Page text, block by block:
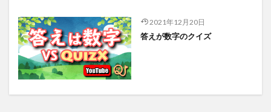
2021年12月20日
答えが数字のクイズ